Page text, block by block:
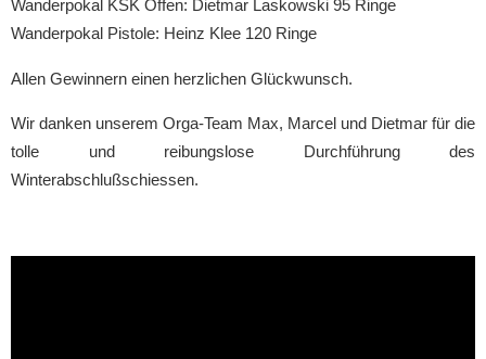
Wanderpokal KSK Offen: Dietmar Laskowski 95 Ringe
Wanderpokal Pistole: Heinz Klee 120 Ringe
Allen Gewinnern einen herzlichen Glückwunsch.
Wir danken unserem Orga-Team Max, Marcel und Dietmar für die
tolle und reibungslose Durchführung des
Winterabschlußschiessen.